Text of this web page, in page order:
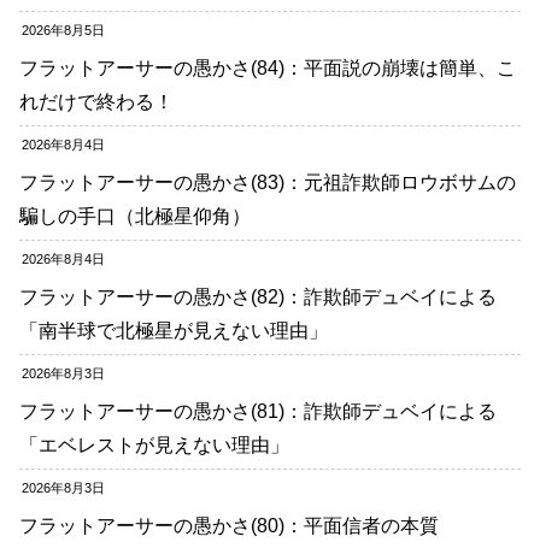
2026年8月5日
フラットアーサーの愚かさ(84)：平面説の崩壊は簡単、こ
れだけで終わる！
2026年8月4日
フラットアーサーの愚かさ(83)：元祖詐欺師ロウボサムの
騙しの手口（北極星仰角）
2026年8月4日
フラットアーサーの愚かさ(82)：詐欺師デュベイによる
「南半球で北極星が見えない理由」
2026年8月3日
フラットアーサーの愚かさ(81)：詐欺師デュベイによる
「エベレストが見えない理由」
2026年8月3日
フラットアーサーの愚かさ(80)：平面信者の本質